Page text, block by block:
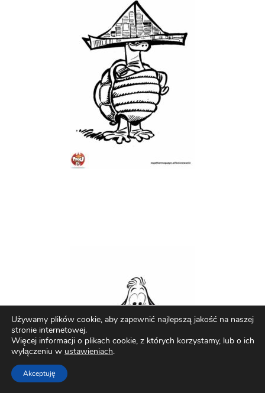
Używamy plików cookie, aby zapewnić najlepszą jakość na naszej
stronie internetowej.
Więcej informacji o plikach cookie, z których korzystamy, lub o ich
wyłączeniu w ustawieniach.
Akceptuję